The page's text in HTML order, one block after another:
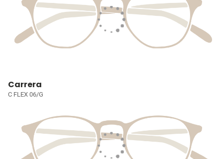
Carrera
C FLEX 06/G